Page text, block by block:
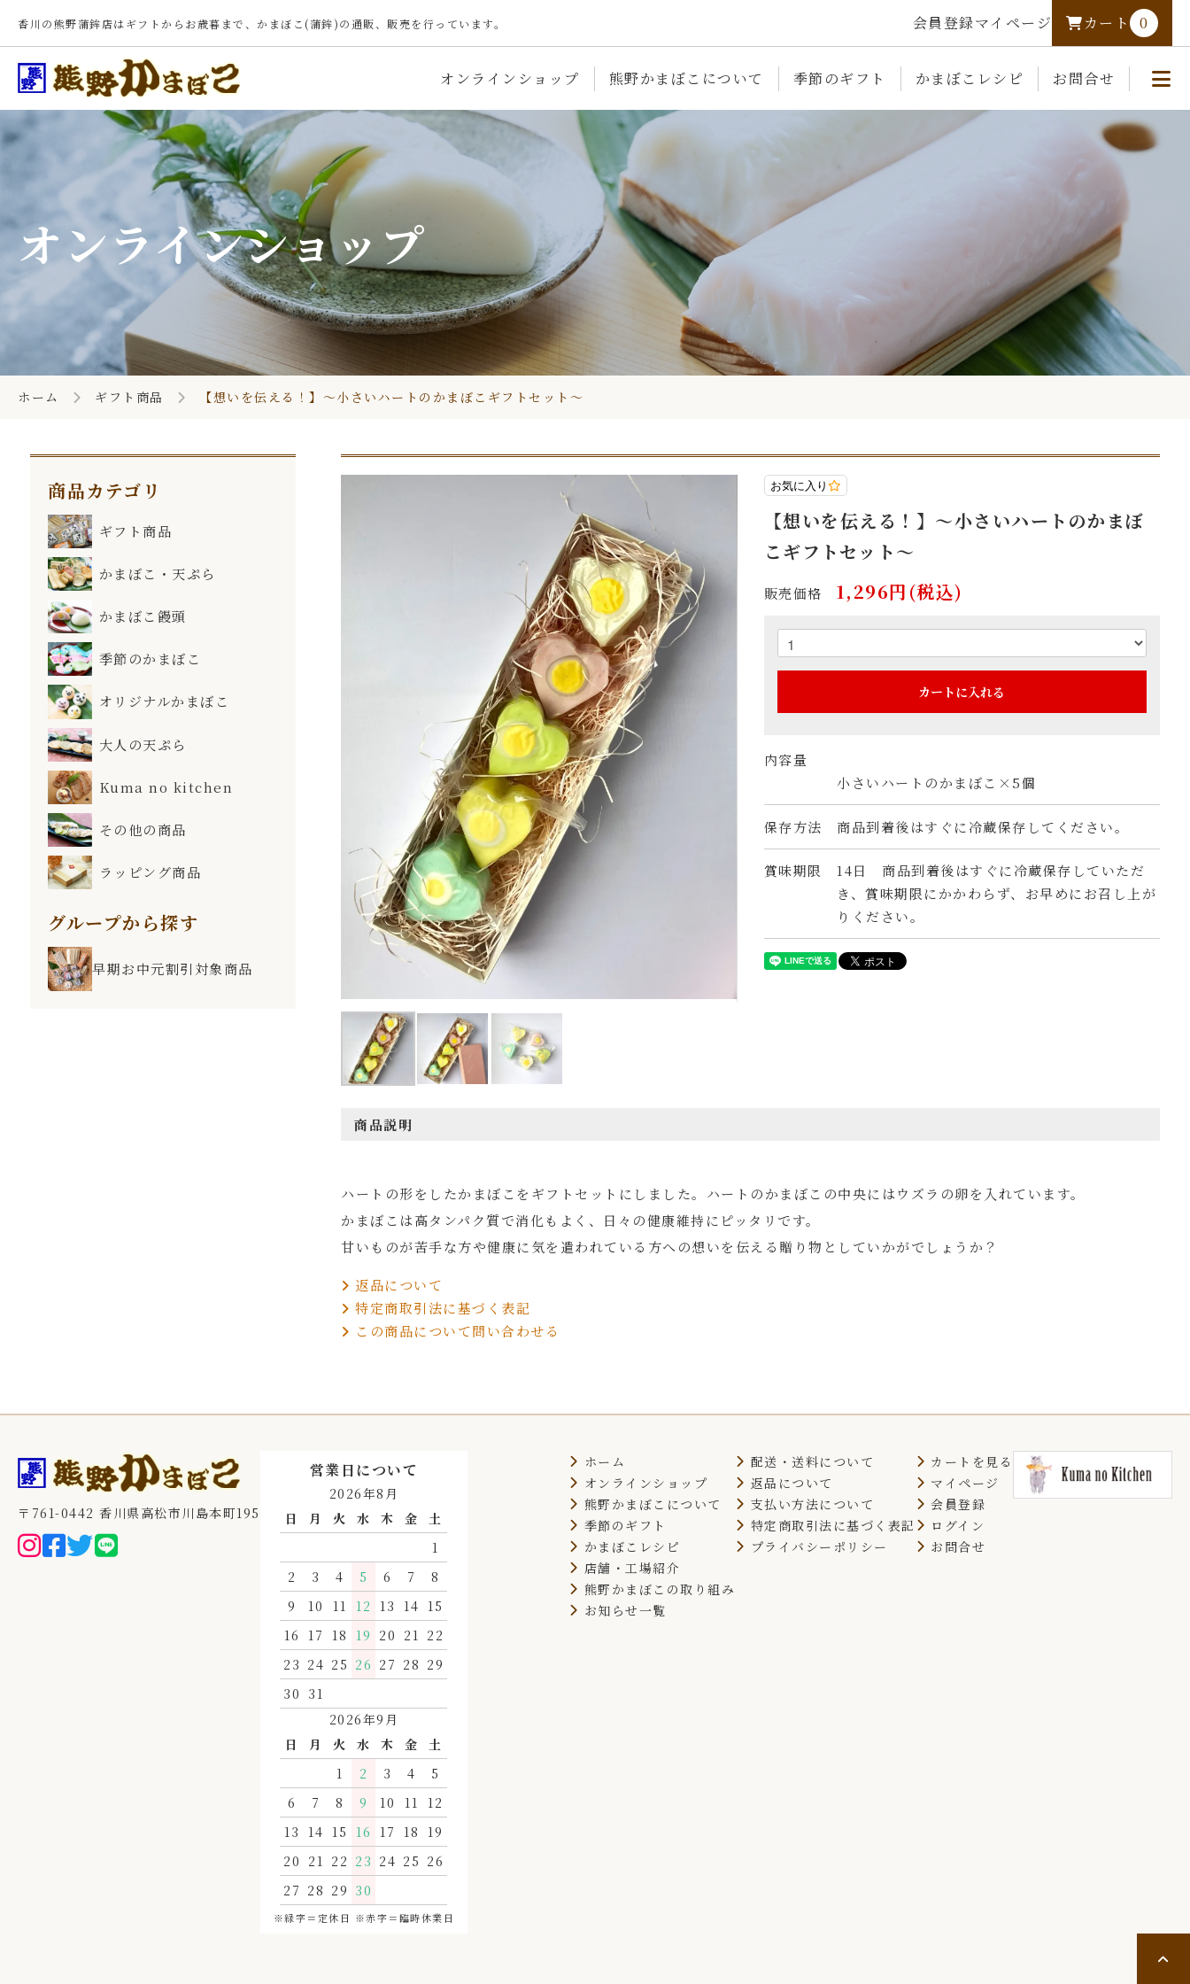
香川の熊野蒲鉾店はギフトからお歳暮まで、かまぼこ(蒲鉾)の通販、販売を行っています。 会員登録マイページ カート 0
オンラインショップ 熊野かまぼこについて 季節のギフト かまぼこレシピ お問合せ
ホーム オンラインショップ
季節のギフト かまぼこレシピ カートを見る
マイページ ログイン
オンラインショップ
ホーム ギフト商品 【想いを伝える！】～小さいハートのかまぼこギフトセット～
お気に入り
【想いを伝える！】～小さいハートのかまぼ
こギフトセット～
販売価格 1,296円(税込)
カートに入れる
内容量
小さいハートのかまぼこ×5個
保存方法 商品到着後はすぐに冷蔵保存してください。
賞味期限
14日 商品到着後はすぐに冷蔵保存していただ
き、賞味期限にかかわらず、お早めにお召し上が
りください。
商品説明
ハートの形をしたかまぼこをギフトセットにしました。ハートのかまぼこの中央にはウズラの卵を入れています。
かまぼこは高タンパク質で消化もよく、日々の健康維持にピッタリです。
甘いものが苦手な方や健康に気を遣われている方への想いを伝える贈り物としていかがでしょうか？
返品について
特定商取引法に基づく表記
この商品について問い合わせる
商品カテゴリ
ギフト商品
かまぼこ・天ぷら
かまぼこ饅頭
季節のかまぼこ
オリジナルかまぼこ
大人の天ぷら
Kuma no kitchen
その他の商品
ラッピング商品
グループから探す
早期お中元割引対象商品
〒761-0442 香川県高松市川島本町195
営業日について
2026年8月
日
月 火 水 木 金
土
1
2
3 4 5 6 7
8
9
10 11 12 13 14 15
16
17 18 19 20 21
22
23 24 25 26 27 28 29
30 31
2026年9月
日
月 火 水 木 金
土
1
2 3 4
5
6
7 8 9 10 11
12
13
14 15 16 17 18
19
20 21 22 23 24 25 26
27 28 29 30
※緑字＝定休日 ※赤字＝臨時休業日
ホーム
オンラインショップ
熊野かまぼこについて
季節のギフト
かまぼこレシピ
店舗・工場紹介
熊野かまぼこの取り組み
お知らせ一覧
配送・送料について
返品について
支払い方法について
特定商取引法に基づく表記
プライバシーポリシー
カートを見る
マイページ
会員登録
ログイン
お問合せ